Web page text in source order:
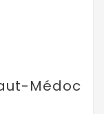
Médoc